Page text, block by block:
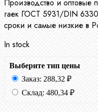
Производство и оптовые
гаек ГОСТ 5931/DIN
сроки и самые низкие в
In stock
Выберите тип цены
Заказ: 288,32 ₽
Склад: 480,34 ₽